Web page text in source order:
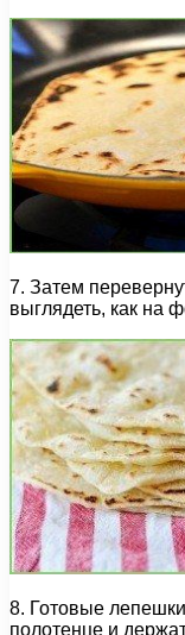
7. Затем
выглядеть, как на
8. Готовые
полотенце и